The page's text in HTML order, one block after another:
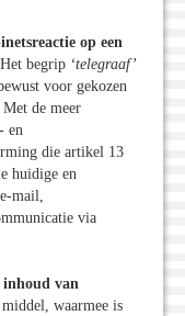
op een
begrip ‘telegraaf’
voor gekozen
de meer
en
die artikel 13
huidige en
mail,
via
van
waarmee is